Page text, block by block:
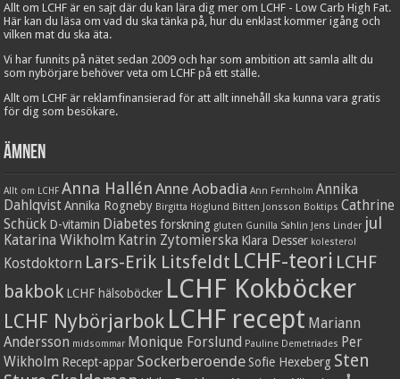
Allt om LCHF är en sajt där du kan lära dig mer om LCHF - Low Carb High Fat.
Här kan du läsa om vad du ska tänka på, hur du enklast kommer igång och
vilken mat du ska äta.
Vi har funnits på nätet sedan 2009 och har som ambition att samla allt du
som nybörjare behöver veta om LCHF på ett ställe.
Allt om LCHF är reklamfinansierad för att allt innehåll ska kunna vara gratis
för dig som besökare.
Ämnen
Allt om LCHF Anna Hallén Anne Aobadia Ann Fernholm Annika
Dahlqvist Annika Rogneby Birgitta Höglund Bitten Jonsson Boktips Cathrine
Schück D-vitamin Diabetes forskning gluten Gunilla Sahlin Jens Linder jul
Katarina Wikholm Katrin Zytomierska Klara Desser kolesterol
Kostdoktorn Lars-Erik Litsfeldt LCHF-teori LCHF
bakbok LCHF hälsoböcker LCHF Kokböcker
LCHF Nybörjarbok LCHF recept Mariann
Andersson midsommar Monique Forslund Pauline Demetriades Per
Wikholm Recept-appar Sockerberoende Sofie Hexeberg Sten